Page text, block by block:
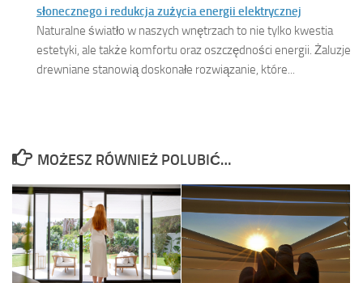
słonecznego i redukcja zużycia energii elektrycznej
Naturalne światło w naszych wnętrzach to nie tylko kwestia
estetyki, ale także komfortu oraz oszczędności energii. Żaluzje
drewniane stanowią doskonałe rozwiązanie, które...
MOŻESZ RÓWNIEŻ POLUBIĆ…